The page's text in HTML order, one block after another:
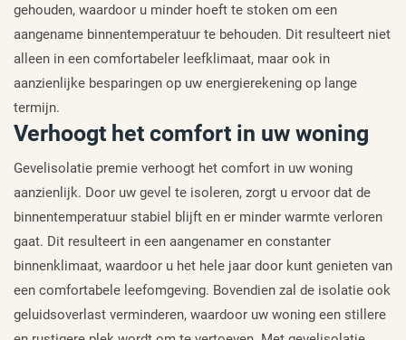
gehouden, waardoor u minder hoeft te stoken om een
aangename binnentemperatuur te behouden. Dit resulteert niet
alleen in een comfortabeler leefklimaat, maar ook in
aanzienlijke besparingen op uw energierekening op lange
termijn.
Verhoogt het comfort in uw woning
Gevelisolatie premie verhoogt het comfort in uw woning
aanzienlijk. Door uw gevel te isoleren, zorgt u ervoor dat de
binnentemperatuur stabiel blijft en er minder warmte verloren
gaat. Dit resulteert in een aangenamer en constanter
binnenklimaat, waardoor u het hele jaar door kunt genieten van
een comfortabele leefomgeving. Bovendien zal de isolatie ook
geluidsoverlast verminderen, waardoor uw woning een stillere